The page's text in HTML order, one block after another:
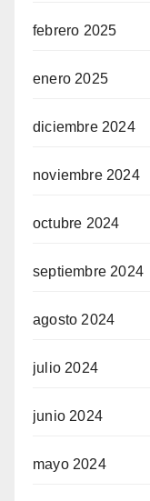
febrero 2025
enero 2025
diciembre 2024
noviembre 2024
octubre 2024
septiembre 2024
agosto 2024
julio 2024
junio 2024
mayo 2024